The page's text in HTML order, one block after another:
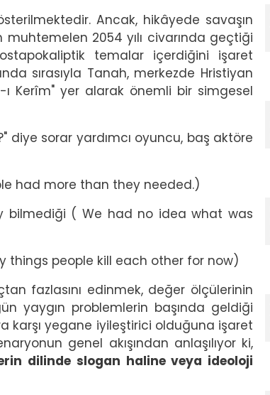
Ancak, hikâyede savaşın
2054 yılı civarında geçtiği
temalar içerdiğini işaret
sırasıyla Tanah, merkezde Hristiyan
Kerîm" yer alarak önemli bir simgesel
diye sorar yardımcı oyuncu, baş aktöre
had more than they needed.)
bilmediği ( We had no idea what was
things people kill each other for now)
fazlasını edinmek, değer ölçülerinin
yaygın problemlerin başında geldiği
karşı yegane iyileştirici olduğuna işaret
genel akışından anlaşılıyor ki,
dilinde slogan haline veya ideoloji